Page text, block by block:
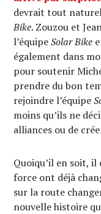
devrait tout
Bike. Zouzou et
l’équipeSolar Bike
également dans
pour soutenir
prendre du bon
rejoindre l’équipe
moins qu’ils ne
alliances ou de
Quoiqu’il en soit,
force ont déjà
sur la route
nouvelle histoire